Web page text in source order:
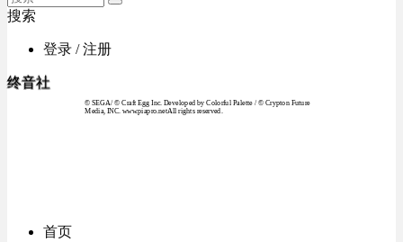
搜索
登录 / 注册
终音社
© SEGA / © Craft Egg Inc. Developed by Colorful Palette / © Crypton Future
Media, INC. www.piapro.netAll rights reserved.
首页